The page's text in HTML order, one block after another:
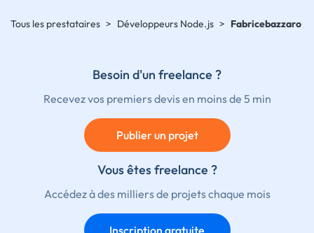
Tous les prestataires > Développeurs Node.js > Fabricebazzaro
Besoin d'un freelance ?
Recevez vos premiers devis en moins de 5 min
Publier un projet
Vous êtes freelance ?
Accédez à des milliers de projets chaque mois
Inscription gratuite